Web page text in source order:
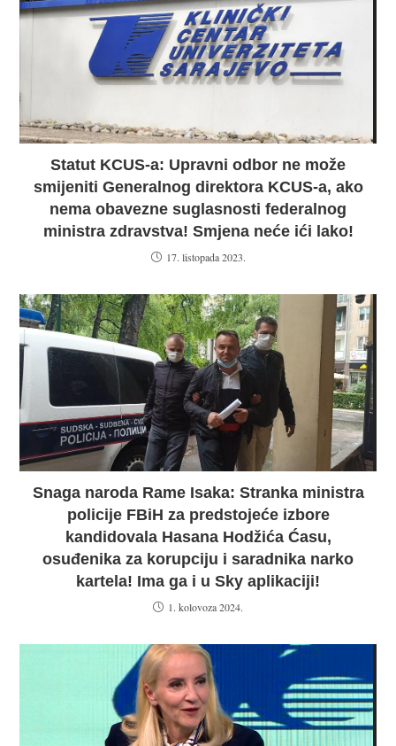
Statut KCUS-a: Upravni odbor ne može
smijeniti Generalnog direktora KCUS-a, ako
nema obavezne suglasnosti federalnog
ministra zdravstva! Smjena neće ići lako!
17. listopada 2023.
Snaga naroda Rame Isaka: Stranka ministra
policije FBiH za predstojeće izbore
kandidovala Hasana Hodžića Ćasu,
osuđenika za korupciju i saradnika narko
kartela! Ima ga i u Sky aplikaciji!
1. kolovoza 2024.